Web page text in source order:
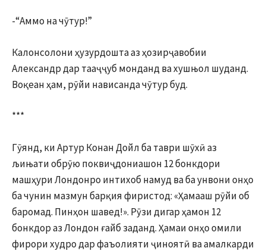
-“Аммо на чӯтур!”
Калонсолони ҳузурдошта аз ҳозирҷавобии
Александр дар тааҷҷуб монданд ва хушњол шуданд.
Воқеан ҳам, рӯйи нависанда чӯтур буд.
***
Гӯянд, ки Артур Конан Дойл ба таври шӯхӣ аз
љињати обрӯю поквиҷдониашон 12 бонкдори
машҳури Лондонро интихоб намуд ва ба унвони онҳо
ба чунин мазмун барқия фиристод: «Ҳамааш рӯйи об
баромад. Пинҳон шавед!». Рӯзи дигар ҳамон 12
бонкдор аз Лондон ғайб заданд. Ҳамаи онҳо омили
фирори худро дар фаъолияти ҷиноятӣ ва амалкарди